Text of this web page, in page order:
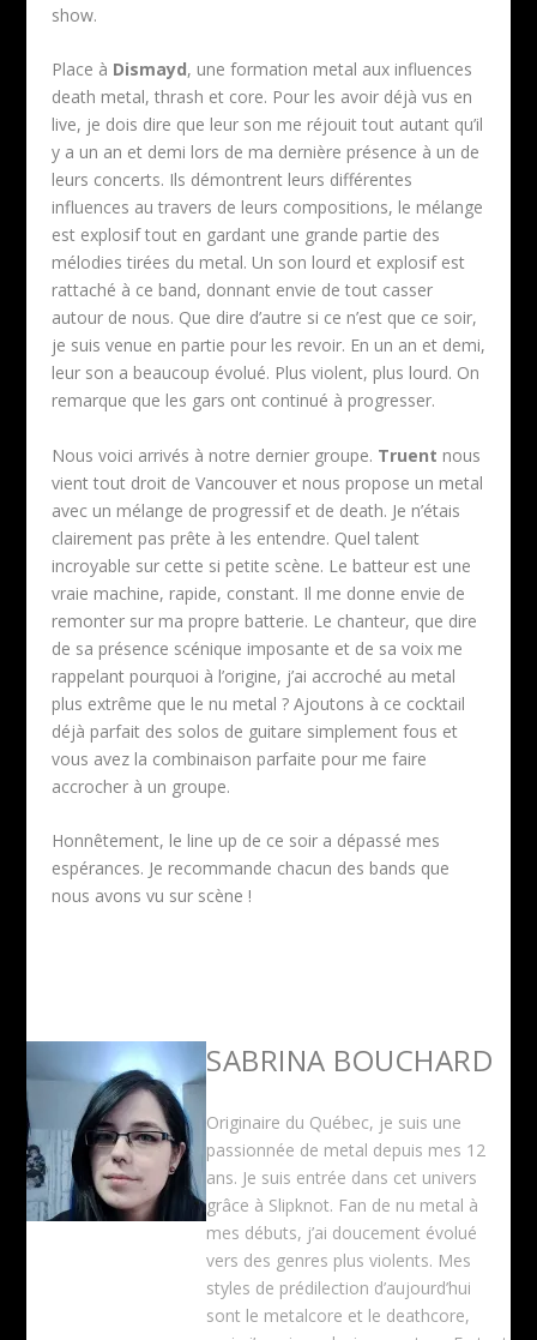
show.
Place à Dismayd, une formation metal aux influences
death metal, thrash et core. Pour les avoir déjà vus en
live, je dois dire que leur son me réjouit tout autant qu’il
y a un an et demi lors de ma dernière présence à un de
leurs concerts. Ils démontrent leurs différentes
influences au travers de leurs compositions, le mélange
est explosif tout en gardant une grande partie des
mélodies tirées du metal. Un son lourd et explosif est
rattaché à ce band, donnant envie de tout casser
autour de nous. Que dire d’autre si ce n’est que ce soir,
je suis venue en partie pour les revoir. En un an et demi,
leur son a beaucoup évolué. Plus violent, plus lourd. On
remarque que les gars ont continué à progresser.
Nous voici arrivés à notre dernier groupe. Truent nous
vient tout droit de Vancouver et nous propose un metal
avec un mélange de progressif et de death. Je n’étais
clairement pas prête à les entendre. Quel talent
incroyable sur cette si petite scène. Le batteur est une
vraie machine, rapide, constant. Il me donne envie de
remonter sur ma propre batterie. Le chanteur, que dire
de sa présence scénique imposante et de sa voix me
rappelant pourquoi à l’origine, j’ai accroché au metal
plus extrême que le nu metal ? Ajoutons à ce cocktail
déjà parfait des solos de guitare simplement fous et
vous avez la combinaison parfaite pour me faire
accrocher à un groupe.
Honnêtement, le line up de ce soir a dépassé mes
espérances. Je recommande chacun des bands que
nous avons vu sur scène !
SABRINA BOUCHARD
Originaire du Québec, je suis une
passionnée de metal depuis mes 12
ans. Je suis entrée dans cet univers
grâce à Slipknot. Fan de nu metal à
mes débuts, j’ai doucement évolué
vers des genres plus violents. Mes
styles de prédilection d’aujourd’hui
sont le metalcore et le deathcore,